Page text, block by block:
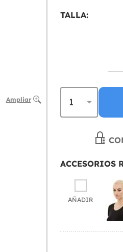
Ampliar
TALLA:
ACCESORIOS
AÑADIR